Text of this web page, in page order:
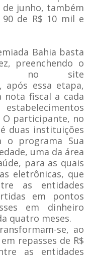
junho, também
de R$ 10 mil e
Bahia basta
preenchendo o
no site
após essa etapa,
nota fiscal a cada
O participante, no
duas instituições
o programa Sua
uma da área
para as quais
eletrônicas, que
as entidades
em pontos
em dinheiro
quatro meses.
se, ao
repasses de R$
as entidades